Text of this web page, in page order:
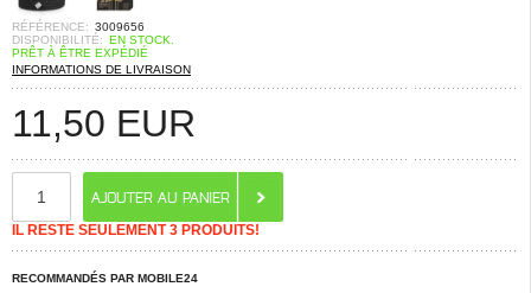
RÉFÉRENCE: 3009656
DISPONIBILITÉ: EN STOCK.
PRÊT À ÊTRE EXPÉDIÉ
INFORMATIONS DE LIVRAISON
11,50 EUR
IL RESTE SEULEMENT 3 PRODUITS!
RECOMMANDÉS PAR MOBILE24